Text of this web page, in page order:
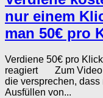
nur einem
man 50€ pro
Verdiene 50€ pro
reagiert Zum Video
die versprechen,
Ausfüllen von...